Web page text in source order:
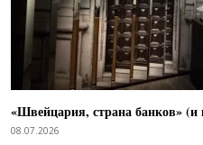
«Швейцария, страна банков» (и
08.07.2026